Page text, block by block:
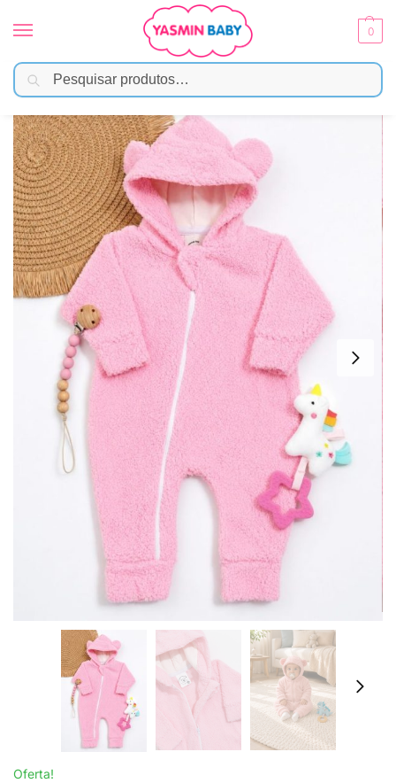
0
Início Moda Bebê / Menina / Macacão Bebê Peluciado Teddy Rosa com Touca de Orelhinha
Oferta!